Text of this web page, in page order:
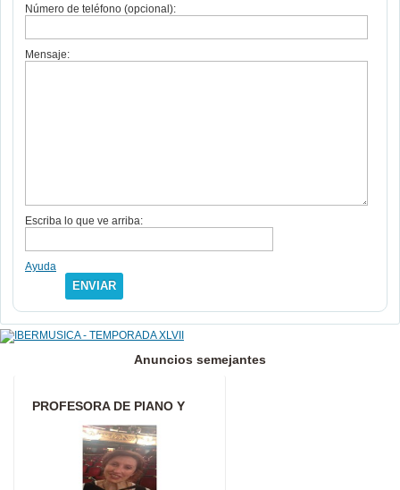
Número de teléfono (opcional):
Mensaje:
Escriba lo que ve arriba:
Ayuda
ENVIAR
Anuncios semejantes
PROFESORA DE PIANO Y
MUSICOTERAPEUTA